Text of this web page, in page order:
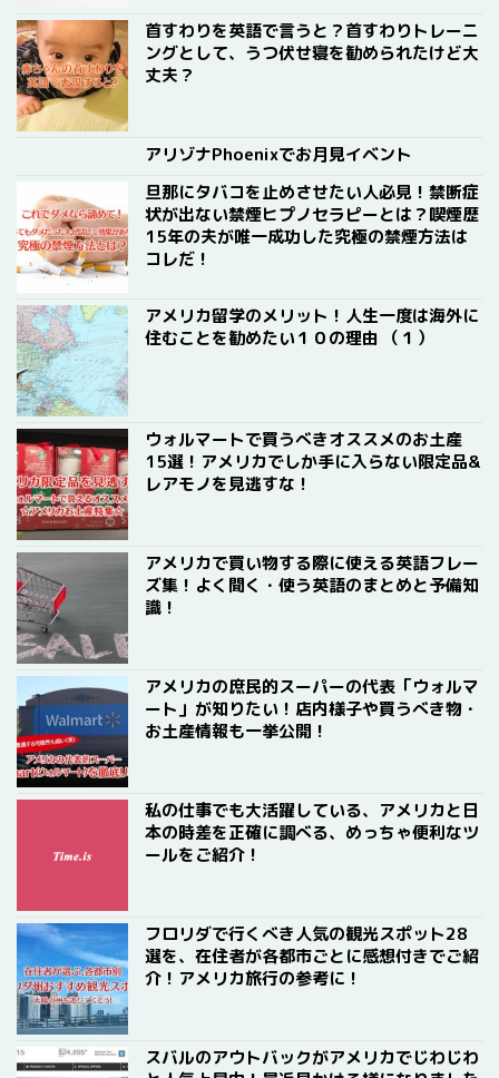
首すわりを英語で言うと？首すわりトレーニ
ングとして、うつ伏せ寝を勧められたけど大
丈夫？
アリゾナPhoenixでお月見イベント
旦那にタバコを止めさせたい人必見！禁断症
状が出ない禁煙ヒプノセラピーとは？喫煙歴
15年の夫が唯一成功した究極の禁煙方法は
コレだ！
アメリカ留学のメリット！人生一度は海外に
住むことを勧めたい１０の理由 （１）
ウォルマートで買うべきオススメのお土産
15選！アメリカでしか手に入らない限定品&
レアモノを見逃すな！
アメリカで買い物する際に使える英語フレー
ズ集！よく聞く・使う英語のまとめと予備知
識！
アメリカの庶民的スーパーの代表「ウォルマ
ート」が知りたい！店内様子や買うべき物・
お土産情報も一挙公開！
私の仕事でも大活躍している、アメリカと日
本の時差を正確に調べる、めっちゃ便利なツ
ールをご紹介！
フロリダで行くべき人気の観光スポット28
選を、在住者が各都市ごとに感想付きでご紹
介！アメリカ旅行の参考に！
スバルのアウトバックがアメリカでじわじわ